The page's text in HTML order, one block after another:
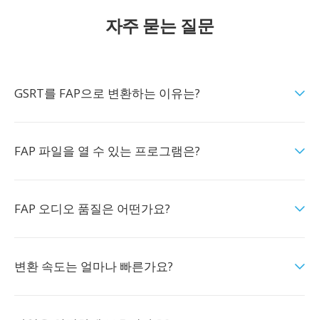
자주 묻는 질문
GSRT를 FAP으로 변환하는 이유는?
FAP 파일을 열 수 있는 프로그램은?
FAP 오디오 품질은 어떤가요?
변환 속도는 얼마나 빠른가요?